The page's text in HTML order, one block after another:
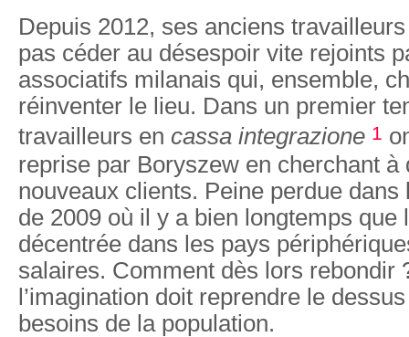
Depuis 2012, ses anciens
pas céder au désespoir vite rejoints
associatifs milanais qui, ensemble,
réinventer le lieu. Dans un premier
travailleurs en cassa integrazione 1
reprise par Boryszew en cherchant à
nouveaux clients. Peine perdue dans
de 2009 où il y a bien longtemps que
décentrée dans les pays
salaires. Comment dès lors rebondir
l’imagination doit reprendre le
besoins de la population.